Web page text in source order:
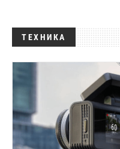
ТЕХНИКА